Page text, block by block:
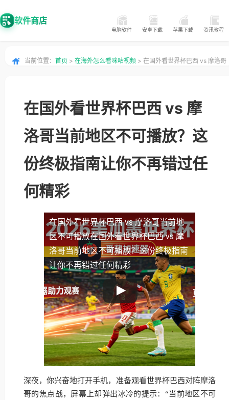
软件商店
电脑软件 安卓下载 苹果下载 资讯教程
当前位置： 首页 > 在海外怎么看咪咕视频 > 在国外看世界杯巴西 vs 摩洛哥
在国外看世界杯巴西 vs 摩
洛哥当前地区不可播放？这
份终极指南让你不再错过任
何精彩
在国外看世界杯巴西 vs 摩洛哥当前地
区不可播放在国外看世界杯巴西 vs 摩
洛哥当前地区不可播放？这份终极指南
让你不再错过任何精彩
深夜，你兴奋地打开手机，准备观看世界杯巴西对阵摩洛
哥的焦点战，屏幕上却弹出冰冷的提示：“当前地区不可